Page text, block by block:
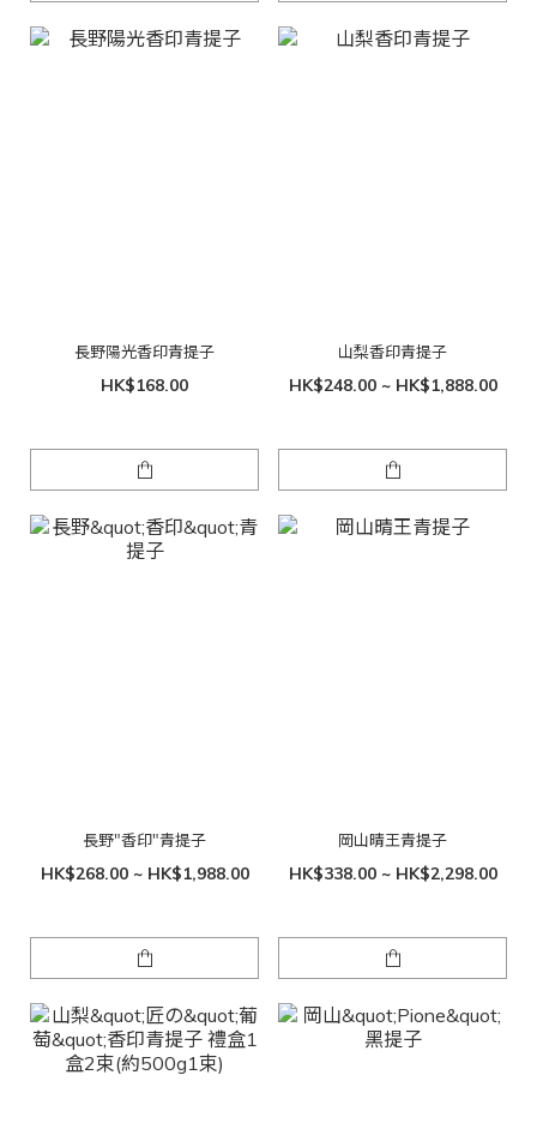
長野陽光香印青提子
HK$168.00
山梨香印青提子
HK$248.00 ~ HK$1,888.00
長野"香印"青提子
HK$268.00 ~ HK$1,988.00
岡山晴王青提子
HK$338.00 ~ HK$2,298.00